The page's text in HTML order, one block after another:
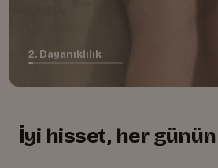
2. Dayanıklılık
İyi hisset, her günün